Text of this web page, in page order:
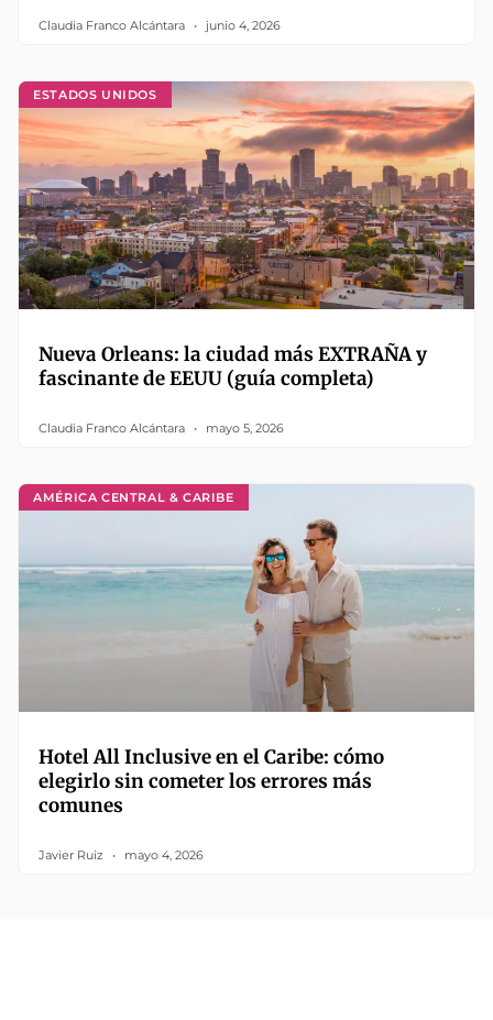
Claudia Franco Alcántara junio 4, 2026
ESTADOS UNIDOS
Nueva Orleans: la ciudad más EXTRAÑA y
fascinante de EEUU (guía completa)
Claudia Franco Alcántara mayo 5, 2026
AMÉRICA CENTRAL & CARIBE
Hotel All Inclusive en el Caribe: cómo
elegirlo sin cometer los errores más
comunes
Javier Ruiz mayo 4, 2026